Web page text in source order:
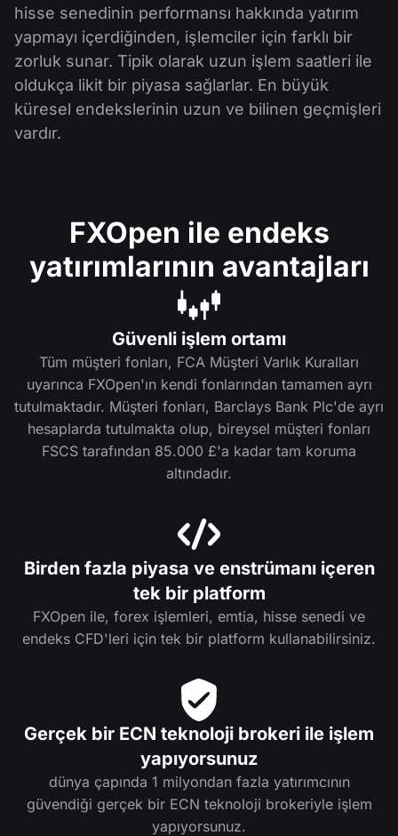
hisse senedinin performansı hakkında yatırım
yapmayı içerdiğinden, işlemciler için farklı bir
zorluk sunar. Tipik olarak uzun işlem saatleri ile
oldukça likit bir piyasa sağlarlar. En büyük
küresel endekslerinin uzun ve bilinen geçmişleri
vardır.
FXOpen ile endeks
yatırımlarının avantajları
Güvenli işlem ortamı
Tüm müşteri fonları, FCA Müşteri Varlık Kuralları
uyarınca FXOpen'ın kendi fonlarından tamamen ayrı
tutulmaktadır. Müşteri fonları, Barclays Bank Plc'de ayrı
hesaplarda tutulmakta olup, bireysel müşteri fonları
FSCS tarafından 85.000 £'a kadar tam koruma
altındadır.
Birden fazla piyasa ve enstrümanı içeren
tek bir platform
FXOpen ile, forex işlemleri, emtia, hisse senedi ve
endeks CFD'leri için tek bir platform kullanabilirsiniz.
Gerçek bir ECN teknoloji brokeri ile işlem
yapıyorsunuz
dünya çapında 1 milyondan fazla yatırımcının
güvendiği gerçek bir ECN teknoloji brokeriyle işlem
yapıyorsunuz.